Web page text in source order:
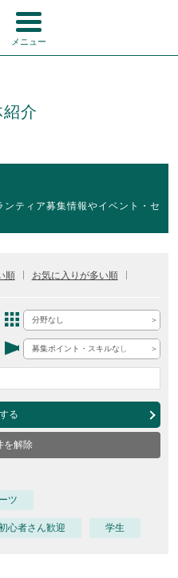
メニュー
介
ティア募集情報やイベント・セ
順 お気に入りが多い順
分野なし
募集ポイント・スキルなし
る
を解除
ツ
心者さん歓迎 学生